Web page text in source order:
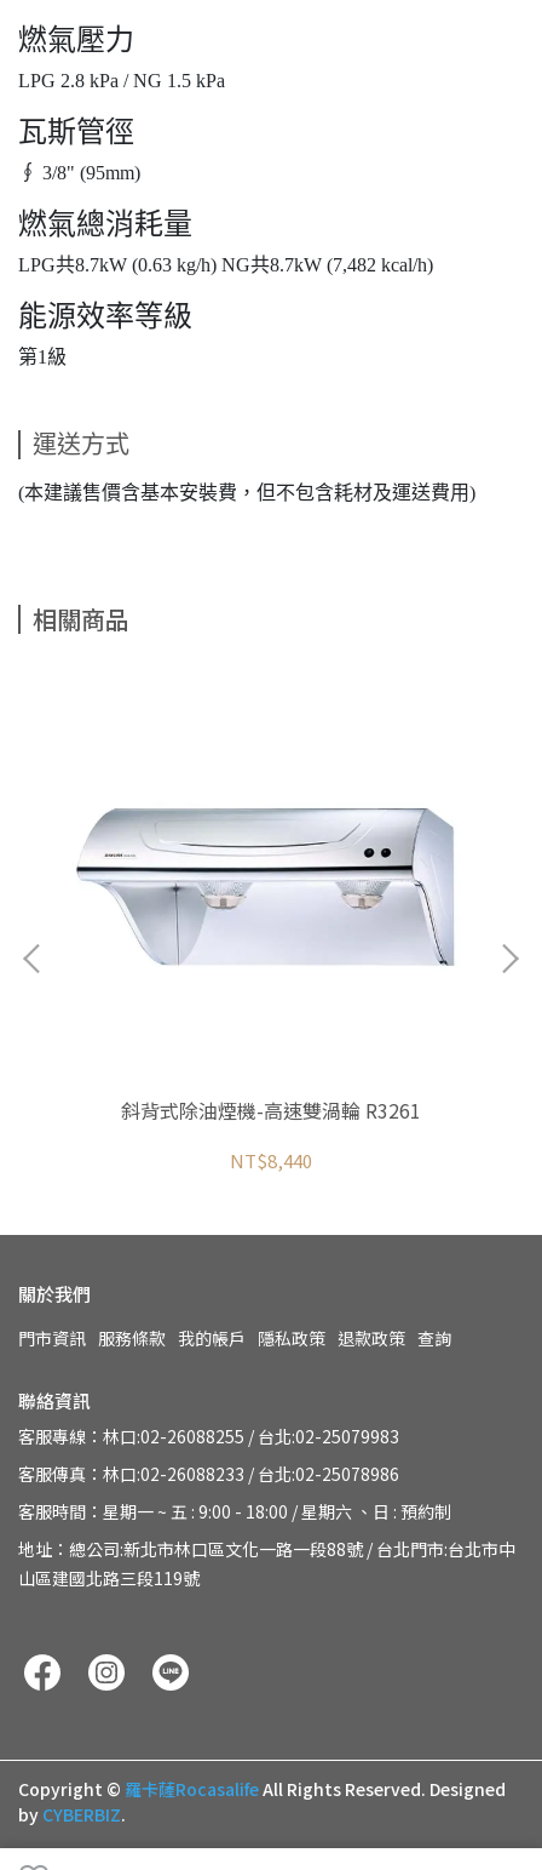
燃氣壓力
LPG 2.8 kPa / NG 1.5 kPa
瓦斯管徑
∮ 3/8" (95mm)
燃氣總消耗量
LPG共8.7kW (0.63 kg/h) NG共8.7kW (7,482 kcal/h)
能源效率等級
第1級
運送方式
(本建議售價含基本安裝費，但不包含耗材及運送費用)
相關商品
斜背式除油煙機-高速雙渦輪 R3261
NT$8,440
關於我們
門市資訊 服務條款 我的帳戶 隱私政策 退款政策 查詢
聯絡資訊
客服專線：林口:02-26088255 / 台北:02-25079983
客服傳真：林口:02-26088233 / 台北:02-25078986
客服時間：星期一 ~ 五 : 9:00 - 18:00 / 星期六 、日 : 預約制
地址：總公司:新北市林口區文化一路一段88號 / 台北門市:台北市中
山區建國北路三段119號
Copyright © 羅卡薩RocasalifeAll Rights Reserved. Designed
by CYBERBIZ.